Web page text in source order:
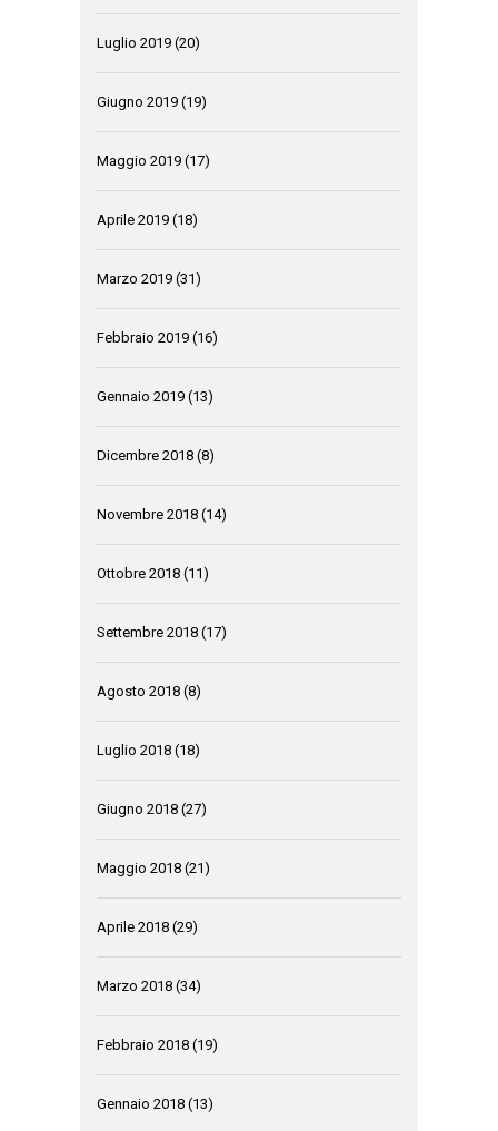
Luglio 2019 (20)
Giugno 2019 (19)
Maggio 2019 (17)
Aprile 2019 (18)
Marzo 2019 (31)
Febbraio 2019 (16)
Gennaio 2019 (13)
Dicembre 2018 (8)
Novembre 2018 (14)
Ottobre 2018 (11)
Settembre 2018 (17)
Agosto 2018 (8)
Luglio 2018 (18)
Giugno 2018 (27)
Maggio 2018 (21)
Aprile 2018 (29)
Marzo 2018 (34)
Febbraio 2018 (19)
Gennaio 2018 (13)